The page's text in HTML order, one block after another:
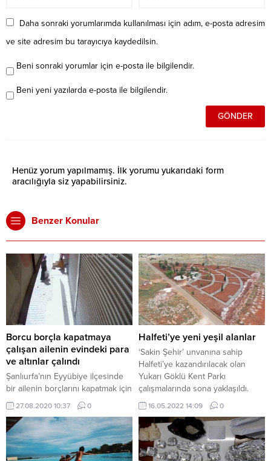
Daha sonraki yorumlarımda kullanılması için adım, e-posta adresim
ve site adresim bu tarayıcıya kaydedilsin.
Beni sonraki yorumlar için e-posta ile bilgilendir.
Beni yeni yazılarda e-posta ile bilgilendir.
Henüz yorum yapılmamış. İlk yorumu yukarıdaki form
aracılığıyla siz yapabilirsiniz.
Benzer Konular
Borcu borçla kapatmaya
çalışan ailenin evindeki para
ve altınlar çalındı
Şanlıurfa’nın Eyyübiye ilçesinde
bir ailenin borçlarını kapatmak için
ödünç aldıkları para ve altınlar
çalındı. Aile, yaklaşık 2 aydır
bulunamayan hırsızların
bulunmasını istiyor.
27.08.2020 10:37 0
Halfeti’ye yeni yeşil alanlar
‘Sakin Şehir’ unvanına sahip
Halfeti’ye kazandırılacak olan
Yukarı Göklü Kent Parkı
çalışmalarında sona yaklaşıldı.
Şanlıurfa Büyükşehir Belediyesi
tarafından ‘sakin şehir’ olarak
bilinen Halfeti’ye kazandırılacak
olan Yukarı Göklü Kent Parkı
çalışmalarında sona gelindi.
16.05.2022 14:09 0